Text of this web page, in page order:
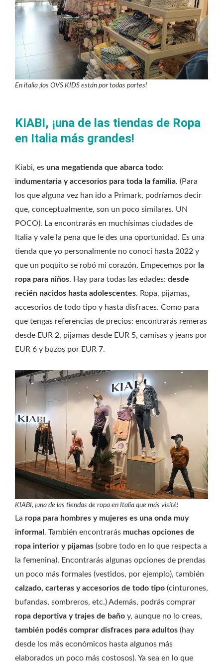
En italia ¡los OVS KIDS están por todas partes!
KIABI, ¡una de las tiendas de Ropa
en Italia más grandes!
Kiabi, es una megatienda que abarca todo:
indumentaria y accesorios para toda la familia. (Para
los que alguna vez han ido a Primark, podríamos decir
que, conceptualmente, son un poco similares. UN
POCO). La encontrarás en muchísimas ciudades de
Italia y vale la pena que le des una oportunidad. Es una
tienda que yo personalmente no conocí hasta 2022 y
que un poquito se robó mi corazón. Empecemos por la
ropa para niños. Hay para todas las edades: desde
recién nacidos hasta adolescentes. Ropa, pijamas,
accesorios de todo tipo y hasta disfraces. Como para
que tengas referencias de precios: encontrarás remeras
desde EUR 2, pijamas desde EUR 5, camisas y jeans por
EUR 6 y buzos por EUR 7.
KIABI, ¡una de las tiendas de ropa en Italia que más visité!
La ropa para hombres y mujeres es una onda muy
informal . También encontrarás muchas opciones de
ropa interior y pijamas (sobre todo en lo que respecta a
la femenina). Encontrarás algunas opciones de prendas
un poco más formales (vestidos, por ejemplo), también
calzado, carteras y accesorios de todo tipo (cinturones,
bufandas, sombreros, etc.) Además, podrás comprar
ropa deportiva y trajes de baño y, aunque no lo creas,
también podés comprar disfraces para adultos (hay
desde los más económicos hasta algunos más
elaborados un poco más costosos). Ya sea en lo que